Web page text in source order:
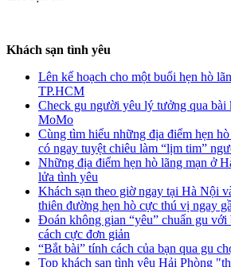
Khách sạn tình yêu
Lên kế hoạch cho một buổi hẹn hò
TP.HCM
Check gu người yêu lý tưởng qua
MoMo
Cùng tìm hiểu những địa điểm hẹn
có ngay tuyệt chiêu làm “lịm tim”
Những địa điểm hẹn hò lãng mạn ở
lửa tình yêu
Khách sạn theo giờ ngay tại Hà Nội
thiên đường hẹn hò cực thú vị ngay
Đoán không gian “yêu” chuẩn gu với
cách cực đơn giản
“Bắt bài” tính cách của bạn qua gu
Top khách sạn tình yêu Hải Phòng